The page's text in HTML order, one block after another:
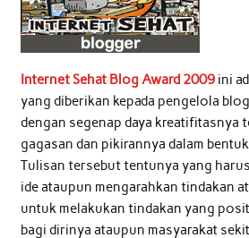
Internet Sehat Blog Award 2009ini
yang diberikan kepada pengelola
dengan segenap daya kreatifitasnya
gagasan dan pikirannya dalam
Tulisan tersebut tentunya yang
ide ataupun mengarahkan tindakan
untuk melakukan tindakan yang
bagi dirinya ataupun masyarakat